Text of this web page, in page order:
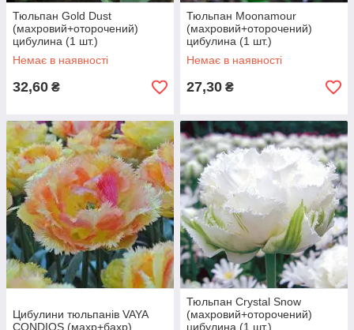
Тюльпан Gold Dust
(махровий+оторочений)
цибулина (1 шт.)
Немає в наявності
32,60 ₴
Тюльпан Moonamour
(махровий+оторочений)
цибулина (1 шт.)
Немає в наявності
27,30 ₴
Цибулини тюльпанів VAYA
CONDIOS (махр+бахр)
Тюльпан Crystal Snow
(махровий+оторочений)
цибулина (1 шт.)